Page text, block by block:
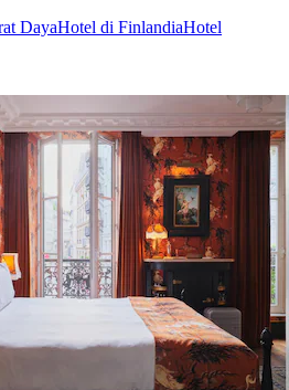
DayaHotel di FinlandiaHotel